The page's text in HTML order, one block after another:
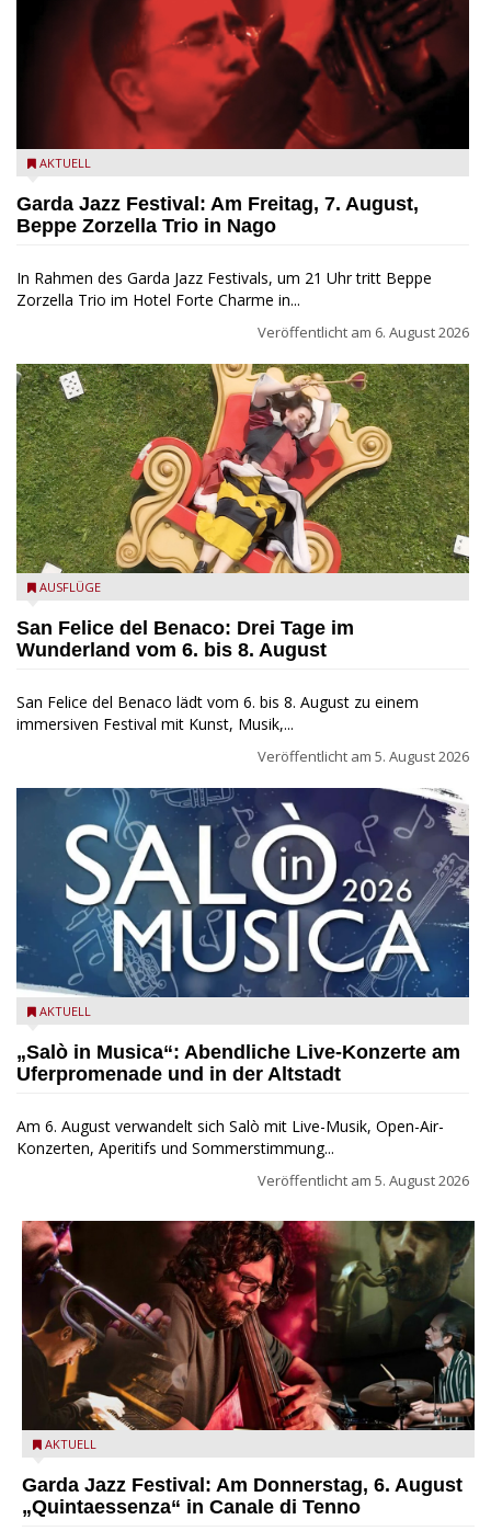
Beppe Zorzella Trio zu Gast beim Garda Jazz Festival
AKTUELL
Garda Jazz Festival: Am Freitag, 7. August,
Beppe Zorzella Trio in Nago
In Rahmen des Garda Jazz Festivals, um 21 Uhr tritt Beppe
Zorzella Trio im Hotel Forte Charme in...
Veröffentlicht am 6. August 2026
San Felice del Benaco: Drei Tage im Wunderland
AUSFLÜGE
San Felice del Benaco: Drei Tage im
Wunderland vom 6. bis 8. August
San Felice del Benaco lädt vom 6. bis 8. August zu einem
immersiven Festival mit Kunst, Musik,...
Veröffentlicht am 5. August 2026
Salò in Musica 2026
AKTUELL
„Salò in Musica“: Abendliche Live-Konzerte am
Uferpromenade und in der Altstadt
Am 6. August verwandelt sich Salò mit Live-Musik, Open-Air-
Konzerten, Aperitifs und Sommerstimmung...
Veröffentlicht am 5. August 2026
Das Ensemble Quintaessenza zu Gast beim Garda Jazz
AKTUELL
Garda Jazz Festival: Am Donnerstag, 6. August
„Quintaessenza“ in Canale di Tenno